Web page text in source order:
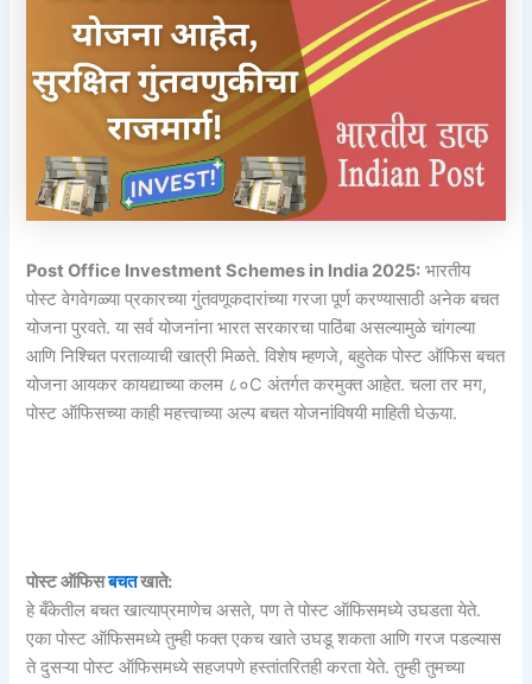
Post Office Investment Schemes in India 2025: भारतीय
पोस्ट वेगवेगळ्या प्रकारच्या गुंतवणूकदारांच्या गरजा पूर्ण करण्यासाठी अनेक बचत
योजना पुरवते. या सर्व योजनांना भारत सरकारचा पाठिंबा असल्यामुळे चांगल्या
आणि निश्चित परताव्याची खात्री मिळते. विशेष म्हणजे, बहुतेक पोस्ट ऑफिस बचत
योजना आयकर कायद्याच्या कलम ८०C अंतर्गत करमुक्त आहेत. चला तर मग,
पोस्ट ऑफिसच्या काही महत्त्वाच्या अल्प बचत योजनांविषयी माहिती घेऊया.
पोस्ट ऑफिसबचतखाते:
हे बँकेतील बचत खात्याप्रमाणेच असते, पण ते पोस्ट ऑफिसमध्ये उघडता येते.
एका पोस्ट ऑफिसमध्ये तुम्ही फक्त एकच खाते उघडू शकता आणि गरज पडल्यास
ते दुसऱ्या पोस्ट ऑफिसमध्ये सहजपणे हस्तांतरितही करता येते. तुम्ही तुमच्या